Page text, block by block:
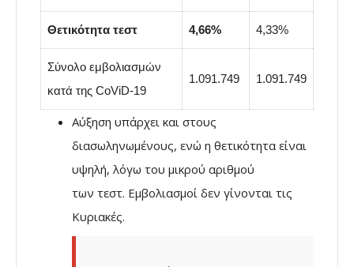
Θετικότητα τεστ 4,66% 4,33%
Σύνολο εμβολιασμών
κατά της CoViD-19
1.091.749 1.091.749
Αύξηση υπάρχει και στους
διασωληνωμένους, ενώ η θετικότητα είναι
υψηλή, λόγω του μικρού αριθμού
των τεστ. Εμβολιασμοί δεν γίνονται τις
Κυριακές.